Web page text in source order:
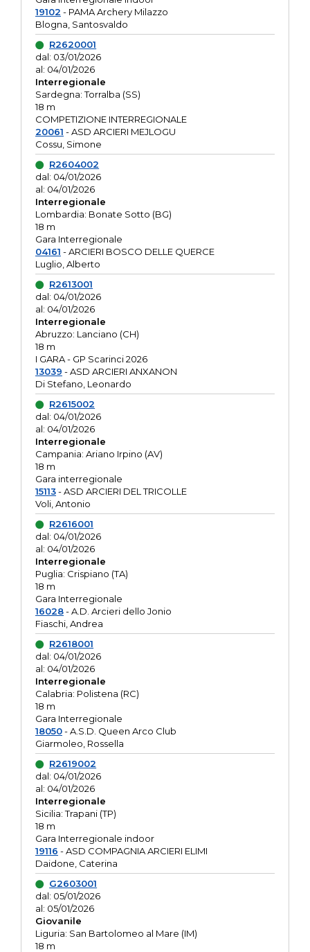
19102 - PAMA Archery Milazzo
Blogna, Santosvaldo
R2620001
dal: 03/01/2026
al: 04/01/2026
Interregionale
Sardegna: Torralba (SS)
18 m
COMPETIZIONE INTERREGIONALE
20061 - ASD ARCIERI MEJLOGU
Cossu, Simone
R2604002
dal: 04/01/2026
al: 04/01/2026
Interregionale
Lombardia: Bonate Sotto (BG)
18 m
Gara Interregionale
04161 - ARCIERI BOSCO DELLE QUERCE
Luglio, Alberto
R2613001
dal: 04/01/2026
al: 04/01/2026
Interregionale
Abruzzo: Lanciano (CH)
18 m
I GARA - GP Scarinci 2026
13039 - ASD ARCIERI ANXANON
Di Stefano, Leonardo
R2615002
dal: 04/01/2026
al: 04/01/2026
Interregionale
Campania: Ariano Irpino (AV)
18 m
Gara interregionale
15113- ASD ARCIERI DEL TRICOLLE
Voli, Antonio
R2616001
dal: 04/01/2026
al: 04/01/2026
Interregionale
Puglia: Crispiano (TA)
18 m
Gara Interregionale
16028- A.D. Arcieri dello Jonio
Fiaschi, Andrea
R2618001
dal: 04/01/2026
al: 04/01/2026
Interregionale
Calabria: Polistena (RC)
18 m
Gara Interregionale
18050- A.S.D. Queen Arco Club
Giarmoleo, Rossella
R2619002
dal: 04/01/2026
al: 04/01/2026
Interregionale
Sicilia: Trapani (TP)
18 m
Gara Interregionale indoor
19116 - ASD COMPAGNIA ARCIERI ELIMI
Daidone, Caterina
G2603001
dal: 05/01/2026
al: 05/01/2026
Giovanile
Liguria: San Bartolomeo al Mare (IM)
18 m